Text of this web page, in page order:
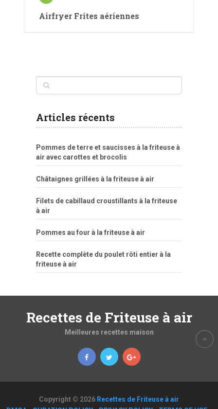
Airfryer Frites aériennes
Articles récents
Pommes de terre et saucisses à la friteuse à
air avec carottes et brocolis
Châtaignes grillées à la friteuse à air
Filets de cabillaud croustillants à la friteuse
à air
Pommes au four à la friteuse à air
Recette complète du poulet rôti entier à la
friteuse à air
Recettes de Friteuse à air
Meilleures recettes maison
Copyright © 2026 Recettes de Friteuse à air